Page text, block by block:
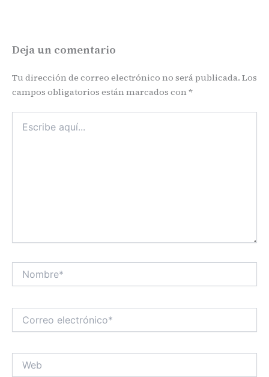
Deja un comentario
Tu dirección de correo electrónico no será publicada. Los
campos obligatorios están marcados con *
aquí...
Nombre*
electrónico*
Web